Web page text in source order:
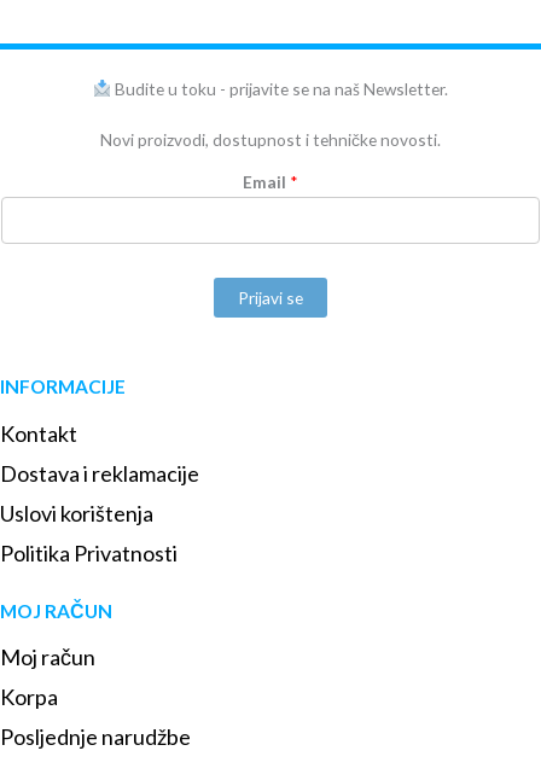
Budite u toku - prijavite se na naš Newsletter.
Novi proizvodi, dostupnost i tehničke novosti.
Email *
Prijavi se
INFORMACIJE
Kontakt
Dostava i reklamacije
Uslovi korištenja
Politika Privatnosti
MOJ RAČUN
Moj račun
Korpa
Posljednje narudžbe